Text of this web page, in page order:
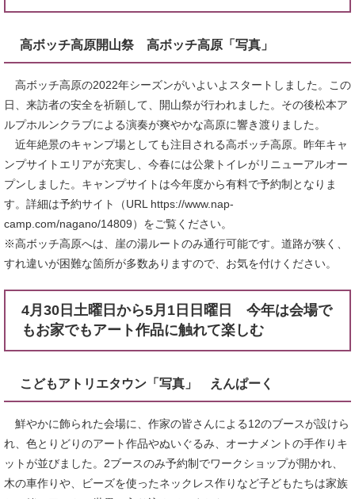
高ボッチ高原開山祭 高ボッチ高原「写真」
高ボッチ高原の2022年シーズンがいよいよスタートしました。この
日、来訪者の安全を祈願して、開山祭が行われました。その後松本ア
ルプホルンクラブによる演奏が爽やかな高原に響き渡りました。
近年絶景のキャンプ場としても注目される高ボッチ高原。昨年キャ
ンプサイトエリアが充実し、今春には公衆トイレがリニューアルオー
プンしました。キャンプサイトは今年度から有料で予約制となりま
す。詳細は予約サイト（URL https://www.nap-
camp.com/nagano/14809）をご覧ください。
※高ボッチ高原へは、崖の湯ルートのみ通行可能です。道路が狭く、
すれ違いが困難な箇所が多数ありますので、お気を付けください。
4月30日土曜日から5月1日日曜日 今年は会場で
もお家でもアート作品に触れて楽しむ
こどもアトリエタウン「写真」 えんぱーく
鮮やかに飾られた会場に、作家の皆さんによる12のブースが設けら
れ、色とりどりのアート作品やぬいぐるみ、オーナメントの手作りキ
ットが並びました。2ブースのみ予約制でワークショップが開かれ、
木の車作りや、ビーズを使ったネックレス作りなど子どもたちは家族